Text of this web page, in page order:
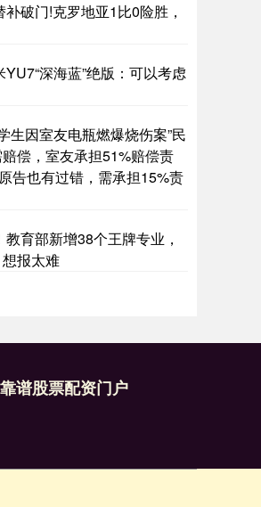
破门!克罗地亚1比0险胜，
深海蓝”绝版：可以考虑
生因室友电瓶燃爆烧伤案”民
偿，室友承担51%赔偿责
告也有过错，需承担15%责
育部新增38个王牌专业，
报太难
靠谱股票配资门户